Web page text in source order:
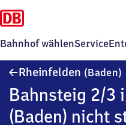
Bahnhof wählenService
Rheinfelden (Baden)
Bahnsteig 2/3
(Baden) nicht